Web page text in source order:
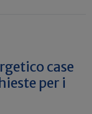
case
per i